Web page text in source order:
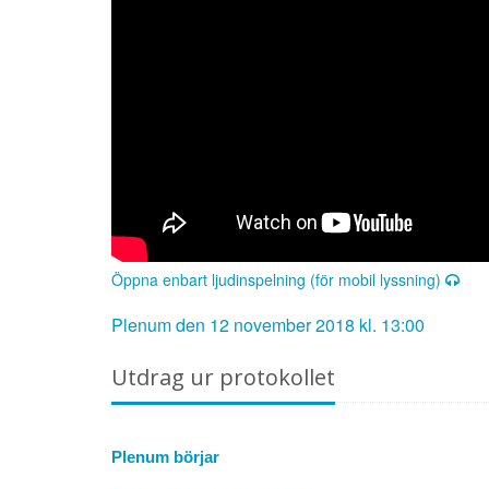
Öppna enbart ljudinspelning (för mobil lyssning)
Plenum den 12 november 2018 kl. 13:00
Utdrag ur protokollet
Plenum börjar